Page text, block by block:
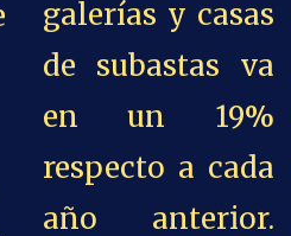
galerías y casas
de subastas va
en un 19%
respecto a cada
año anterior.